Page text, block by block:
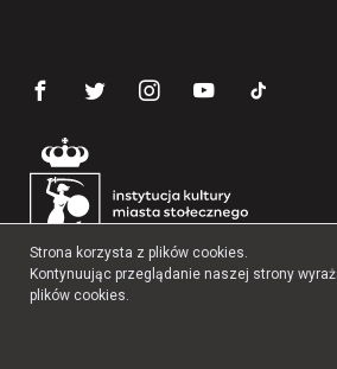
Copyright 2026 Muzeum Powstania
Strona korzysta z plików cookies.
Kontynuując przeglądanie naszej strony
plików cookies.